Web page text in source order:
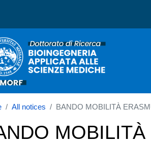
in
All notices BANDO MOBILITÀ